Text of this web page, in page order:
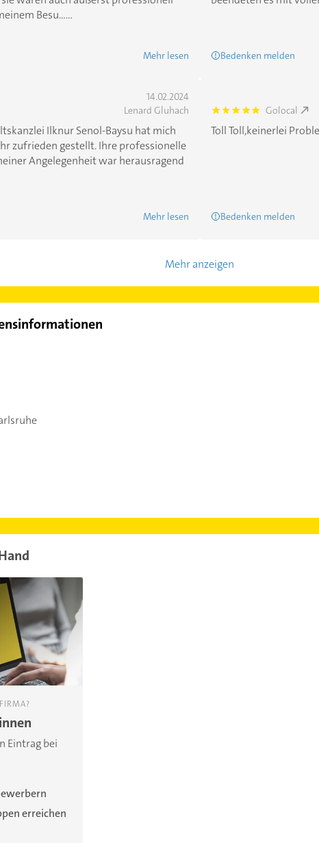
Besu......
Mehr lesen Bedenken melden
14.02.2024
Lenard Gluhach
Ilknur Senol-Baysu hat mich
zufrieden gestellt. Ihre professionelle
Angelegenheit war herausragend
Mehr lesen
5.0 Golocal
Toll Toll,keinerlei
Bedenken melden
Mehr anzeigen
Eintrag bei
erreichen